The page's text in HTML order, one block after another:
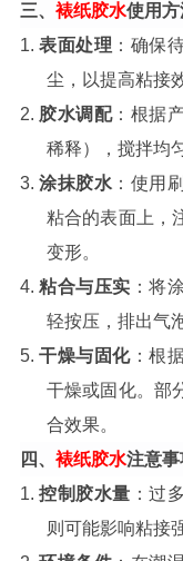
三、 裱纸胶水使用方
1.表面处理 ：确保
尘，以提高粘接
2. 胶水调配：根据
稀释），搅拌均
3.涂抹胶水 ：使用
粘合的表面上，
变形。
4.粘合与压实 ：将
轻按压，排出气
5.干燥与固化：根
干燥或固化。部
合效果。
四、 裱纸胶水注意事
1.控制胶水量 ：过
则可能影响粘接